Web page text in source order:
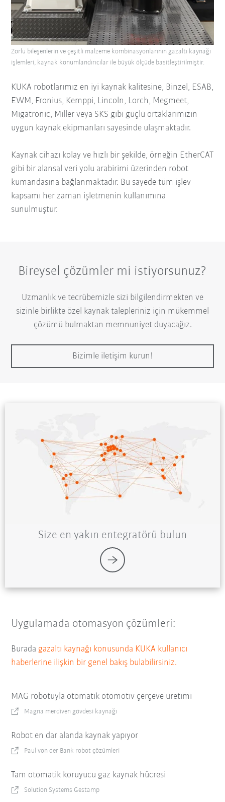
KUKA robotlarımız en iyi kaynak kalitesine, Binzel, ESAB,
EWM, Fronius, Kemppi, Lincoln, Lorch, Megmeet,
Migatronic, Miller veya SKS gibi güçlü ortaklarımızın
uygun kaynak ekipmanları sayesinde ulaşmaktadır.
Kaynak cihazı kolay ve hızlı bir şekilde, örneğin EtherCAT
gibi bir alansal veri yolu arabirimi üzerinden robot
kumandasına bağlanmaktadır. Bu sayede tüm işlev
kapsamı her zaman işletmenin kullanımına
sunulmuştur.
Zorlu bileşenlerin ve çeşitli malzeme kombinasyonlarının gazaltı kaynağı
işlemleri, kaynak konumlandırıcılar ile büyük ölçüde basitleştirilmiştir.
Bireysel çözümler mi istiyorsunuz?
Uzmanlık ve tecrübemizle sizi bilgilendirmekten ve
sizinle birlikte özel kaynak talepleriniz için mükemmel
çözümü bulmaktan memnuniyet duyacağız.
Bizimle iletişim kurun!
Size en yakın entegratörü bulun
Uygulamada otomasyon çözümleri:
Buradagazaltı kaynağı konusunda KUKA kullanıcı
haberlerine ilişkin bir genel bakış bulabilirsiniz.
MAG robotuyla otomatik otomotiv çerçeve üretimi
Magna merdiven gövdesi kaynağı
Robot en dar alanda kaynak yapıyor
Paul von der Bank robot çözümleri
Tam otomatik koruyucu gaz kaynak hücresi
Solution Systems Gestamp